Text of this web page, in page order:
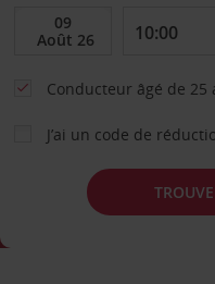
Conducteur âgé de 25
J’ai un code de